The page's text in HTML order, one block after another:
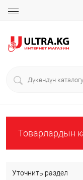
Товарлардын
Уточнить раздел